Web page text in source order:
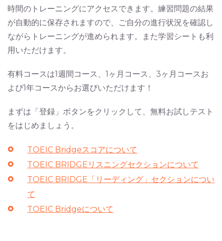
時間のトレーニングにアクセスできます。練習問題の結果
が自動的に保存されますので、ご自分の進行状況を確認し
ながらトレーニングが進められます。また学習シートも利
用いただけます。
有料コースは1週間コース、1ヶ月コース、3ヶ月コースお
よび1年コースからお選びいただけます！
まずは「登録」ボタンをクリックして、無料お試しテスト
をはじめましょう。
TOEIC Bridgeスコアについて
TOEIC BRIDGEリスニングセクションについて
TOEIC BRIDGE「リーディング」セクションについ
て
TOEIC Bridgeについて